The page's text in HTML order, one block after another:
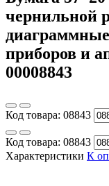
чернильной
приборов и
00008843
Код товара: 08843
Код товара: 08843
Характеристики К